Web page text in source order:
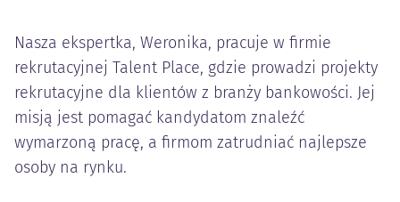
Nasza ekspertka, Weronika, pracuje w firmie
rekrutacyjnej Talent Place, gdzie prowadzi projekty
rekrutacyjne dla klientów z branży bankowości. Jej
misją jest pomagać kandydatom znaleźć
wymarzoną pracę, a firmom zatrudniać najlepsze
osoby na rynku.